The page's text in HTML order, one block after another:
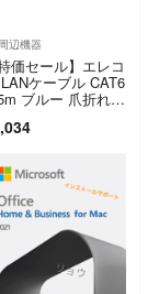
辺機器
特価セール】エレコ
ケーブル CAT6
ブルー 爪折れ防